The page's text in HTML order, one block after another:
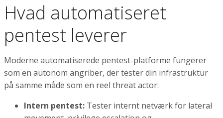
Hvad automatiseret
pentest leverer
Moderne automatiserede pentest-platforme fungerer
som en autonom angriber, der tester din infrastruktur
på samme måde som en reel threat actor:
Intern pentest: Tester internt netværk for lateral